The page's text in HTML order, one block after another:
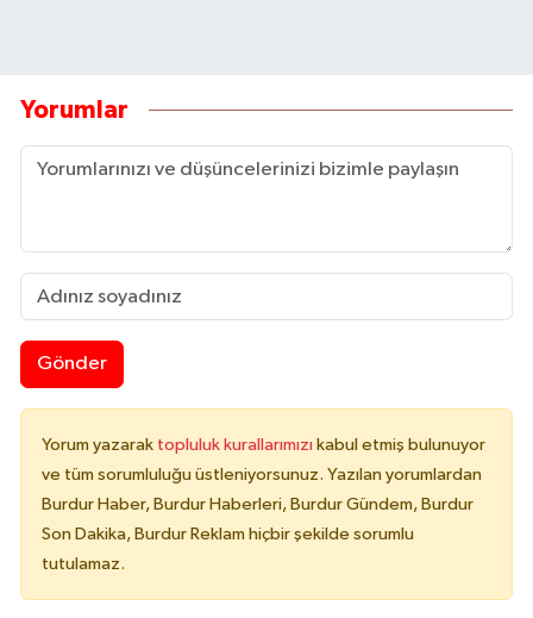
Yorumlar
Gönder
Yorum yazarak topluluk kurallarımızı kabul etmiş bulunuyor
ve tüm sorumluluğu üstleniyorsunuz. Yazılan yorumlardan
Burdur Haber, Burdur Haberleri, Burdur Gündem, Burdur
Son Dakika, Burdur Reklam hiçbir şekilde sorumlu
tutulamaz.